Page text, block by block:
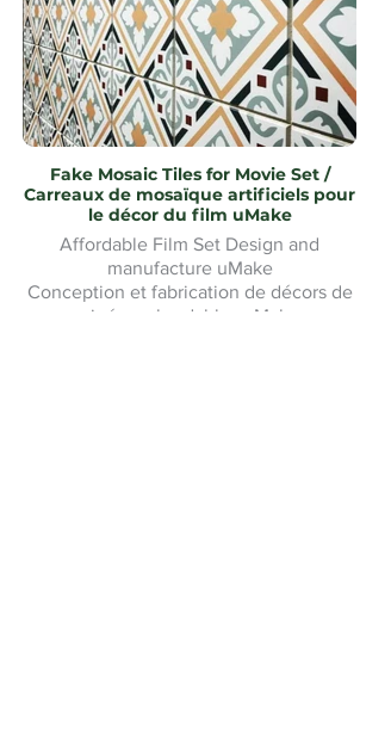
Fake Mosaic Tiles for Movie Set /
Carreaux de mosaïque artificiels pour
le décor du film uMake
Affordable Film Set Design and
manufacture uMake
Conception et fabrication de décors de
cinéma abordables uMake